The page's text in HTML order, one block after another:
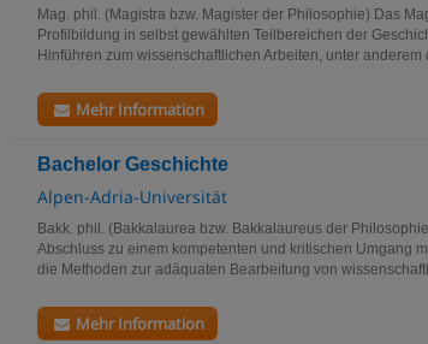
Mag. phil. (Magistra bzw. Magister der Philosophie) Das
Profilbildung in selbst gewählten Teilbereichen der
Hinführen zum wissenschaftlichen Arbeiten, unter anderem
Mehr Information
Bachelor Geschichte
Alpen-Adria-Universität
Bakk. phil. (Bakkalaurea bzw. Bakkalaureus der
Abschluss zu einem kompetenten und kritischen Umgang
die Methoden zur adäquaten Bearbeitung von
Mehr Information